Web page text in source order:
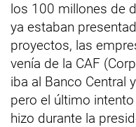
los 100 millones de
ya estaban
proyectos, las
venía de la CAF
iba al Banco Central
pero el último
hizo durante la